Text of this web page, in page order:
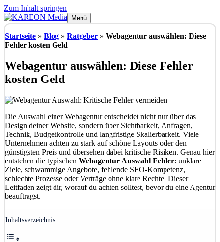
Zum Inhalt springen
Menü
Startseite » Blog » Ratgeber » Webagentur auswählen: Diese
Fehler kosten Geld
Webagentur auswählen: Diese Fehler
kosten Geld
Die Auswahl einer Webagentur entscheidet nicht nur über das
Design deiner Website, sondern über Sichtbarkeit, Anfragen,
Technik, Budgetkontrolle und langfristige Skalierbarkeit. Viele
Unternehmen achten zu stark auf schöne Layouts oder den
günstigsten Preis und übersehen dabei kritische Risiken. Genau hier
entstehen die typischen Webagentur Auswahl Fehler: unklare
Ziele, schwammige Angebote, fehlende SEO-Kompetenz,
schlechte Prozesse oder Verträge ohne klare Rechte. Dieser
Leitfaden zeigt dir, worauf du achten solltest, bevor du eine Agentur
beauftragst.
Inhaltsverzeichnis